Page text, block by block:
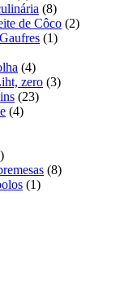
produtos
88
produtos
de Côco 22
11
44
produtos
zero 33
2323
44
2
produtos 88
11